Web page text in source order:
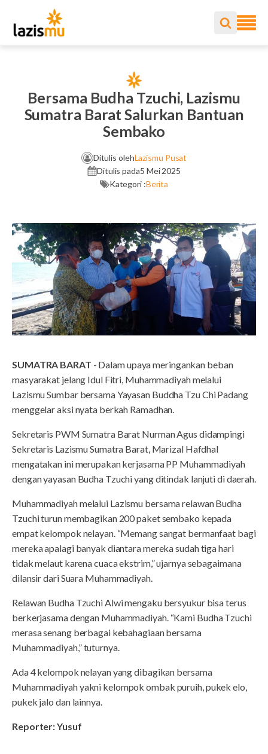
Bersama Budha Tzuchi, Lazismu
Sumatra Barat Salurkan Bantuan
Sembako
Ditulis olehLazismu Pusat
Ditulis pada5 Mei 2025
Kategori :Berita
SUMATRA BARAT - Dalam upaya meringankan beban
masyarakat jelang Idul Fitri, Muhammadiyah melalui
Lazismu Sumbar bersama Yayasan Buddha Tzu Chi Padang
menggelar aksi nyata berkah Ramadhan.
Sekretaris PWM Sumatra Barat Nurman Agus didampingi
Sekretaris Lazismu Sumatra Barat, Marizal Hafdhal
mengatakan ini merupakan kerjasama PP Muhammadiyah
dengan yayasan Budha Tzuchi yang ditindak lanjuti di daerah.
Muhammadiyah melalui Lazismu bersama relawan Budha
Tzuchi turun membagikan 200 paket sembako kepada
empat kelompok nelayan. “Memang sangat bermanfaat bagi
mereka apalagi banyak diantara mereka sudah tiga hari
tidak melaut karena cuaca ekstrim,” ujarnya sebagaimana
dilansir dari Suara Muhammadiyah.
Relawan Budha Tzuchi Alwi mengaku bersyukur bisa terus
berkerjasama dengan Muhammadiyah. “Kami Budha Tzuchi
merasa senang berbagai kebahagiaan bersama
Muhammadiyah,” tuturnya.
Ada 4 kelompok nelayan yang dibagikan bersama
Muhammadiyah yakni kelompok ombak puruih, pukek elo,
pukek jalo dan lainnya.
Reporter: Yusuf